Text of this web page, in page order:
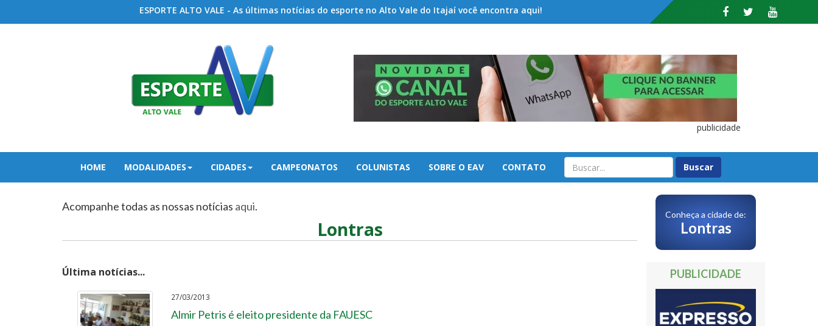
ESPORTE ALTO VALE - As últimas notícias do esporte no Alto Vale do Itajaí você encontra aqui!
publicidade
HOME MODALIDADES CIDADES CAMPEONATOS COLUNISTAS SOBRE O EAV CONTATO
Acompanhe todas as nossas notícias aqui.
Lontras
Última notícias...
27/03/2013
Almir Petris é eleito presidente da FAUESC
Conheça a cidade de:
Lontras
PUBLICIDADE